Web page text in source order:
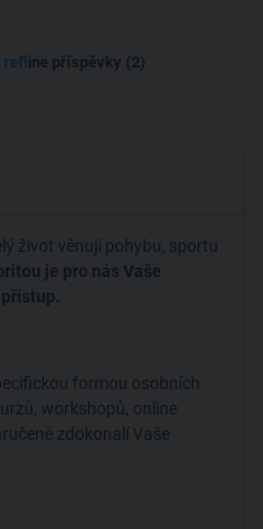
ref line příspěvky (2)
život věnují pohybu, sportu
je pro nás Vaše
formou osobních
workshopů, online
zdokonalí Vaše